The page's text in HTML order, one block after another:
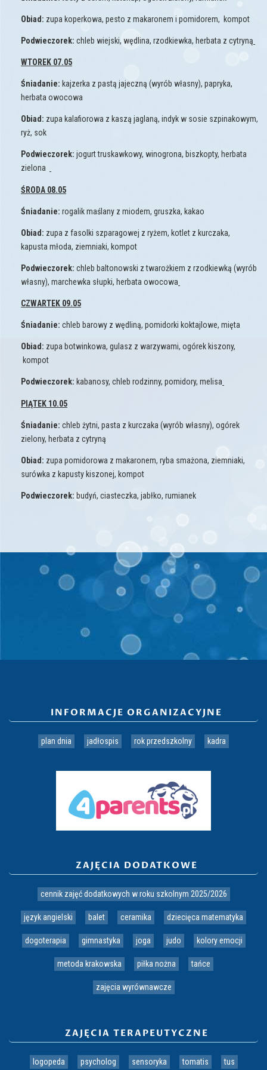
Obiad: zupa koperkowa, pesto z makaronem i pomidorem, kompot
Podwieczorek: chleb wiejski, wędlina, rzodkiewka, herbata z cytryną
WTOREK 07.05
Śniadanie: kajzerka z pastą jajeczną (wyrób własny), papryka,
herbata owocowa
Obiad: zupa kalafiorowa z kaszą jaglaną, indyk w sosie szpinakowym,
ryż, sok
Podwieczorek: jogurt truskawkowy, winogrona, biszkopty, herbata
zielona
ŚRODA 08.05
Śniadanie: rogalik maślany z miodem, gruszka, kakao
Obiad: zupa z fasolki szparagowej z ryżem, kotlet z kurczaka,
kapusta młoda, ziemniaki, kompot
Podwieczorek: chleb baltonowski z twarożkiem z rzodkiewką (wyrób
własny), marchewka słupki, herbata owocowa
CZWARTEK 09.05
Śniadanie: chleb barowy z wędliną, pomidorki koktajlowe, mięta
Obiad: zupa botwinkowa, gulasz z warzywami, ogórek kiszony,
kompot
Podwieczorek: kabanosy, chleb rodzinny, pomidory, melisa
PIĄTEK 10.05
Śniadanie: chleb żytni, pasta z kurczaka (wyrób własny), ogórek
zielony, herbata z cytryną
Obiad: zupa pomidorowa z makaronem, ryba smażona, ziemniaki,
surówka z kapusty kiszonej, kompot
Podwieczorek: budyń, ciasteczka, jabłko, rumianek
INFORMACJE ORGANIZACYJNE
plan dnia jadłospis rok przedszkolny kadra
ZAJĘCIA DODATKOWE
cennik zajęć dodatkowych w roku szkolnym 2025/2026
język angielski balet ceramika dziecięca matematyka
dogoterapia gimnastyka joga judo kolory emocji
metoda krakowska piłka nożna tańce
zajęcia wyrównawcze
ZAJĘCIA TERAPEUTYCZNE
logopeda psycholog sensoryka tomatis tus